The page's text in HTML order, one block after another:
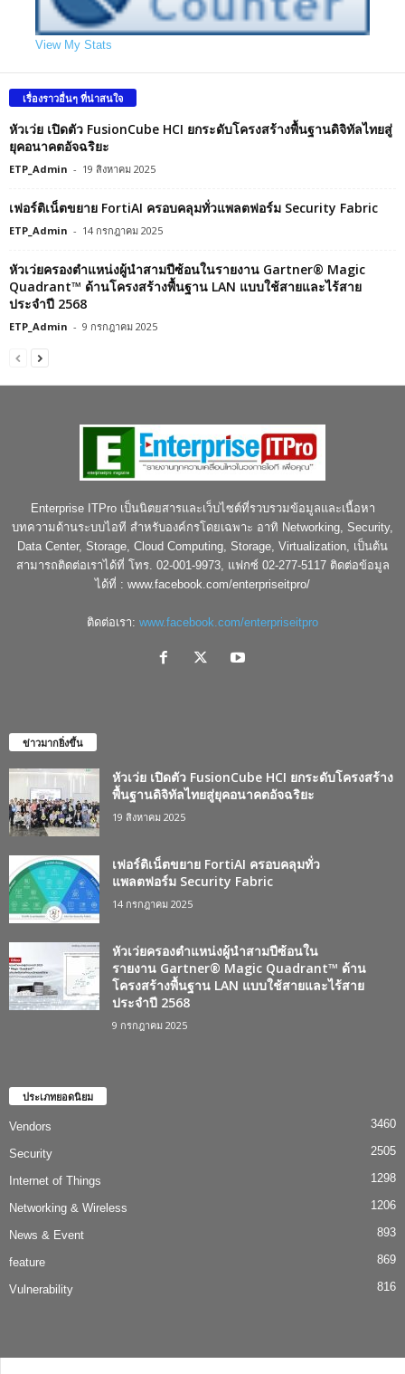
View My Stats
เรื่องราวอื่นๆ ที่น่าสนใจ
หัวเว่ย เปิดตัว FusionCube HCI ยกระดับโครงสร้างพื้นฐานดิจิทัลไทยสู่
ยุคอนาคตอัจฉริยะ
ETP_Admin - 19 สิงหาคม 2025
เฟอร์ติเน็ตขยาย FortiAI ครอบคลุมทั่วแพลตฟอร์ม Security Fabric
ETP_Admin - 14 กรกฎาคม 2025
หัวเว่ยครองตำแหน่งผู้นำสามปีซ้อนในรายงาน Gartner® Magic
Quadrant™ ด้านโครงสร้างพื้นฐาน LAN แบบใช้สายและไร้สาย
ประจำปี 2568
ETP_Admin - 9 กรกฎาคม 2025
Enterprise ITPro เป็นนิตยสารและเว็บไซต์ที่รวบรวมข้อมูลและเนื้อหา
บทความด้านระบบไอที สำหรับองค์กรโดยเฉพาะ อาทิ Networking, Security,
Data Center, Storage, Cloud Computing, Storage, Virtualization, เป็นต้น
สามารถติดต่อเราได้ที่ โทร. 02-001-9973, แฟกซ์ 02-277-5117 ติดต่อข้อมูล
ได้ที่ : www.facebook.com/enterpriseitpro/
ติดต่อเรา: www.facebook.com/enterpriseitpro
ข่าวมากยิ่งขึ้น
หัวเว่ย เปิดตัว FusionCube HCI ยกระดับโครงสร้าง
พื้นฐานดิจิทัลไทยสู่ยุคอนาคตอัจฉริยะ
19 สิงหาคม 2025
เฟอร์ติเน็ตขยาย FortiAI ครอบคลุมทั่ว
แพลตฟอร์ม Security Fabric
14 กรกฎาคม 2025
หัวเว่ยครองตำแหน่งผู้นำสามปีซ้อนใน
รายงาน Gartner® Magic Quadrant™ ด้าน
โครงสร้างพื้นฐาน LAN แบบใช้สายและไร้สาย
ประจำปี 2568
9 กรกฎาคม 2025
ประเภทยอดนิยม
Vendors 3460
Security 2505
Internet of Things 1298
Networking & Wireless 1206
News & Event 893
feature 869
Vulnerability 816